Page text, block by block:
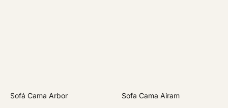
Sofá Cama Arbor Sofa Cama Airam